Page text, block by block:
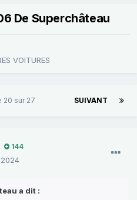
De Superchâteau
VOITURES
SUIVANT
20 sur 27
144
a dit :